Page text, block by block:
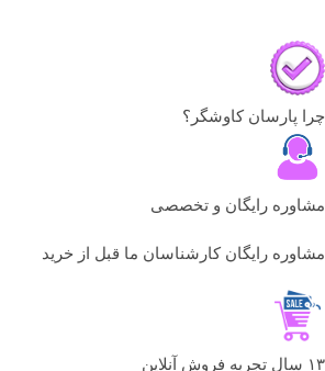
چرا پارسان کاوشگر؟
مشاوره رایگان و تخصصی
مشاوره رایگان کارشناسان ما قبل از خرید
۱۳ سال تجربه فروش آنلاین